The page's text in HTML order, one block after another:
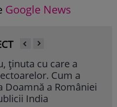
Google News
ținuta cu care a
Cum a
a României
India